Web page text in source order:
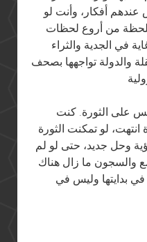
عندهم أفكار، وأنت لو
من أروع لحظات
في الجدية والثراء
والدولة تواجهها بصحف
على الثورة. كنت
لو تمكنت الثورة
وحل جديد، حتى لو لم
والسجون ما زال هناك
بدايتها وليس في